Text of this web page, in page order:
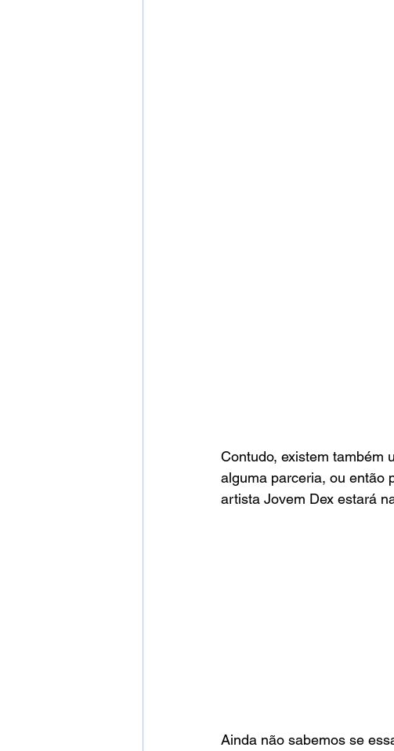
Contudo, existem também
alguma parceria, ou então
artista Jovem Dex estará
Ainda não sabemos se